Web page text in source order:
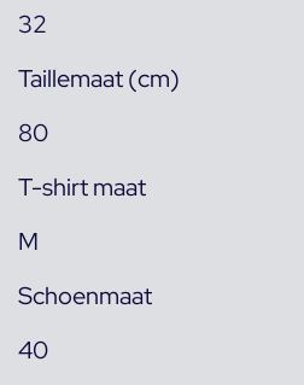
32
Taillemaat (cm)
80
T-shirt maat
M
Schoenmaat
40